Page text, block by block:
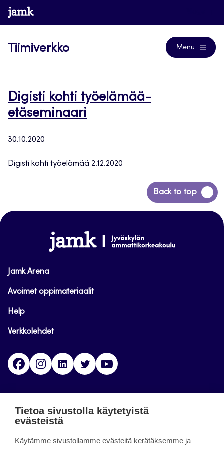
Siirry
suoraan
www.jamk.fi
Tiimiverkko Menu
Digisti kohti työelämää-
etäseminaari
30.10.2020
Digisti kohti työelämää 2.12.2020
Back to top
Siirry
takaisin
www.jamk.fi
Jamk Arena
Avoimet oppimateriaalit
Help
Verkkolehdet
FacebookInstagramLinkedinTwitter
päättynyt 11.9.2023.
Tietoa sivustolla käytetyistä
evästeistä
Käytämme sivustollamme evästeitä kerätäksemme ja